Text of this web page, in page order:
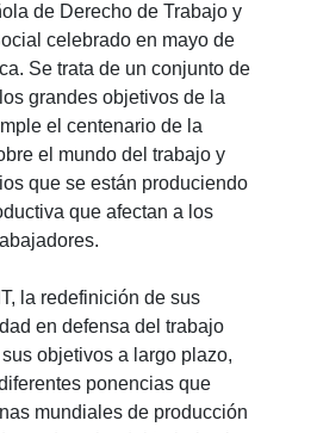
de Derecho de Trabajo y
celebrado en mayo de
Se trata de un conjunto de
grandes objetivos de la
el centenario de la
el mundo del trabajo y
que se están produciendo
que afectan a los
la redefinición de sus
en defensa del trabajo
objetivos a largo plazo,
ponencias que
mundiales de producción